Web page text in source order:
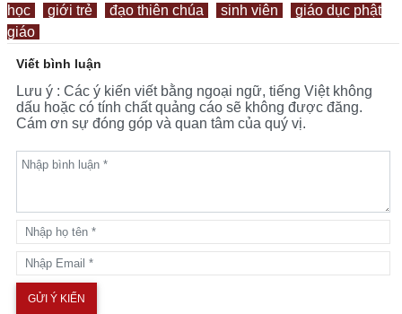
học giới trẻ đạo thiên chúa sinh viên
giáo dục phật
giáo
Viết bình luận
Lưu ý : Các ý kiến viết bằng ngoại ngữ, tiếng Việt không
dấu hoặc có tính chất quảng cáo sẽ không được đăng.
Cám ơn sự đóng góp và quan tâm của quý vị.